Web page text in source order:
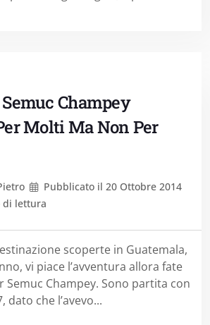
Champey
Molti Ma Non Per
Pubblicato il 20 Ottobre 2014
di lettura
scoperte in Guatemala,
vi piace l’avventura allora fate
Semuc Champey. Sono partita con
dato che l’avevo...